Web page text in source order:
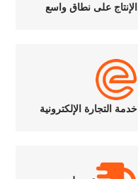
الإنتاج على نطاق واسع
خدمة التجارة الإلكترونية